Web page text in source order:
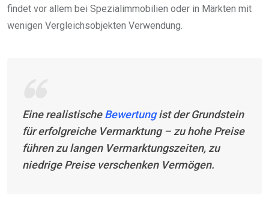
findet vor allem bei Spezialimmobilien oder in Märkten mit
wenigen Vergleichsobjekten Verwendung.
Eine realistischeBewertungist der Grundstein
für erfolgreiche Vermarktung – zu hohe Preise
führen zu langen Vermarktungszeiten, zu
niedrige Preise verschenken Vermögen.